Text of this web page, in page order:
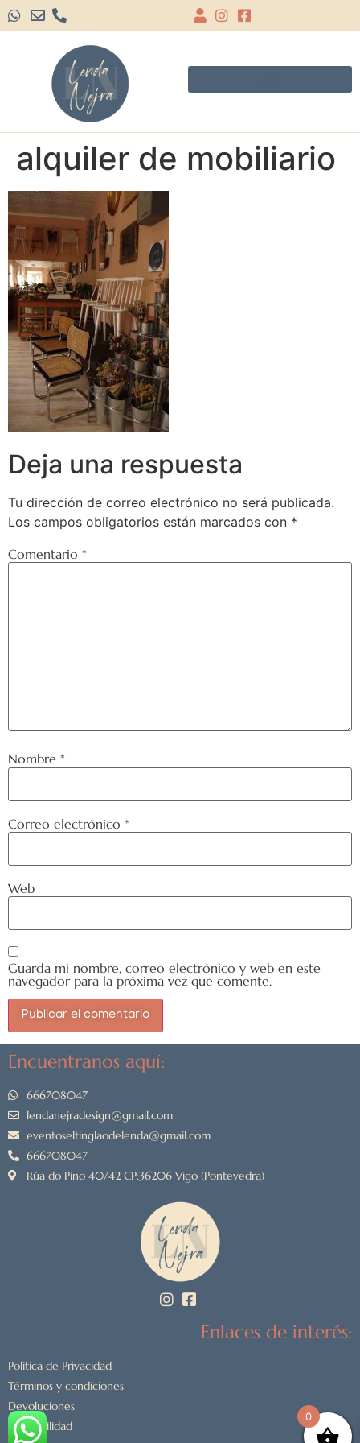
alquiler de mobiliario
Deja una respuesta
Tu dirección de correo electrónico no será publicada.
Los campos obligatorios están marcados con *
Comentario *
Nombre *
Correo electrónico *
Web
Guarda mi nombre, correo electrónico y web en este
navegador para la próxima vez que comente.
Encuentranos aquí:
666708047
lendanejradesign@gmail.com
eventoseltinglaodelenda@gmail.com
666708047
Rúa do Pino 40/42 CP:36206 Vigo (Pontevedra)
Enlaces de interés:
Política de Privacidad
Términos y condiciones
Devoluciones
Accesibilidad
0